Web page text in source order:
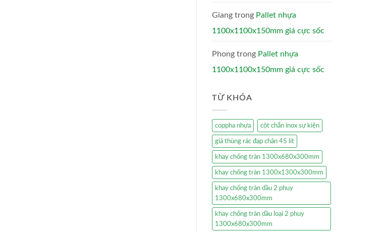
Giang trong Pallet nhựa
1100x1100x150mm giá cực sốc
Phong trong Pallet nhựa
1100x1100x150mm giá cực sốc
TỪ KHÓA
coppha nhựa cột chắn inox sự kiện
giá thùng rác đạp chân 45 lít
khay chống tràn 1300x680x300mm
khay chống tràn 1300x1300x300mm
khay chống tràn dầu 2 phuy
1300x680x300mm
khay chống tràn dầu loại 2 phuy
1300x680x300mm